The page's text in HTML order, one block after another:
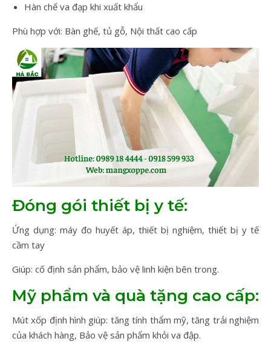
Hàn chế va đạp khi xuất khẩu
Phù hợp với: Bàn ghế, tủ gỗ, Nội thất cao cấp
Đóng gói thiết bị y tế:
Ứng dụng: máy đo huyết áp, thiết bị nghiệm, thiết bị y tế
cầm tay
Giúp: cố định sản phẩm, bảo vệ linh kiện bên trong.
Mỹ phẩm và quà tặng cao cấp:
Mút xốp định hình giúp: tăng tính thẩm mỹ, tăng trải nghiệm
của khách hàng, Bảo vệ sản phẩm khỏi va đập.